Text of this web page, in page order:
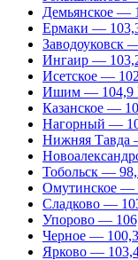
Демьянское —
Ермаки —
Заводоуковск
Ингаир —
Исетское —
Ишим — 104,9
Казанское —
Нагорный —
Нижняя Тавда
Тобольск —
Омутинское —
Сладково —
Упорово —
Черное —
Ярково —